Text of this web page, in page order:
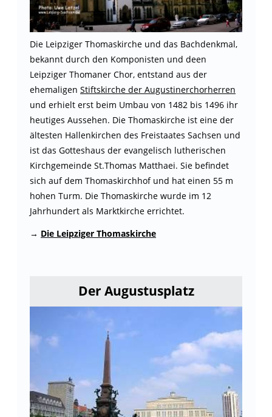
Die Leipziger Thomaskirche und das Bachdenkmal,
bekannt durch den Komponisten und deen
Leipziger Thomaner Chor, entstand aus der
ehemaligen Stiftskirche der Augustinerchorherren
und erhielt erst beim Umbau von 1482 bis 1496 ihr
heutiges Aussehen. Die Thomaskirche ist eine der
ältesten Hallenkirchen des Freistaates Sachsen und
ist das Gotteshaus der evangelisch lutherischen
Kirchgemeinde St.Thomas Matthaei. Sie befindet
sich auf dem Thomaskirchhof und hat einen 55 m
hohen Turm. Die Thomaskirche wurde im 12
Jahrhundert als Marktkirche errichtet.
→ Die Leipziger Thomaskirche
Der Augustusplatz